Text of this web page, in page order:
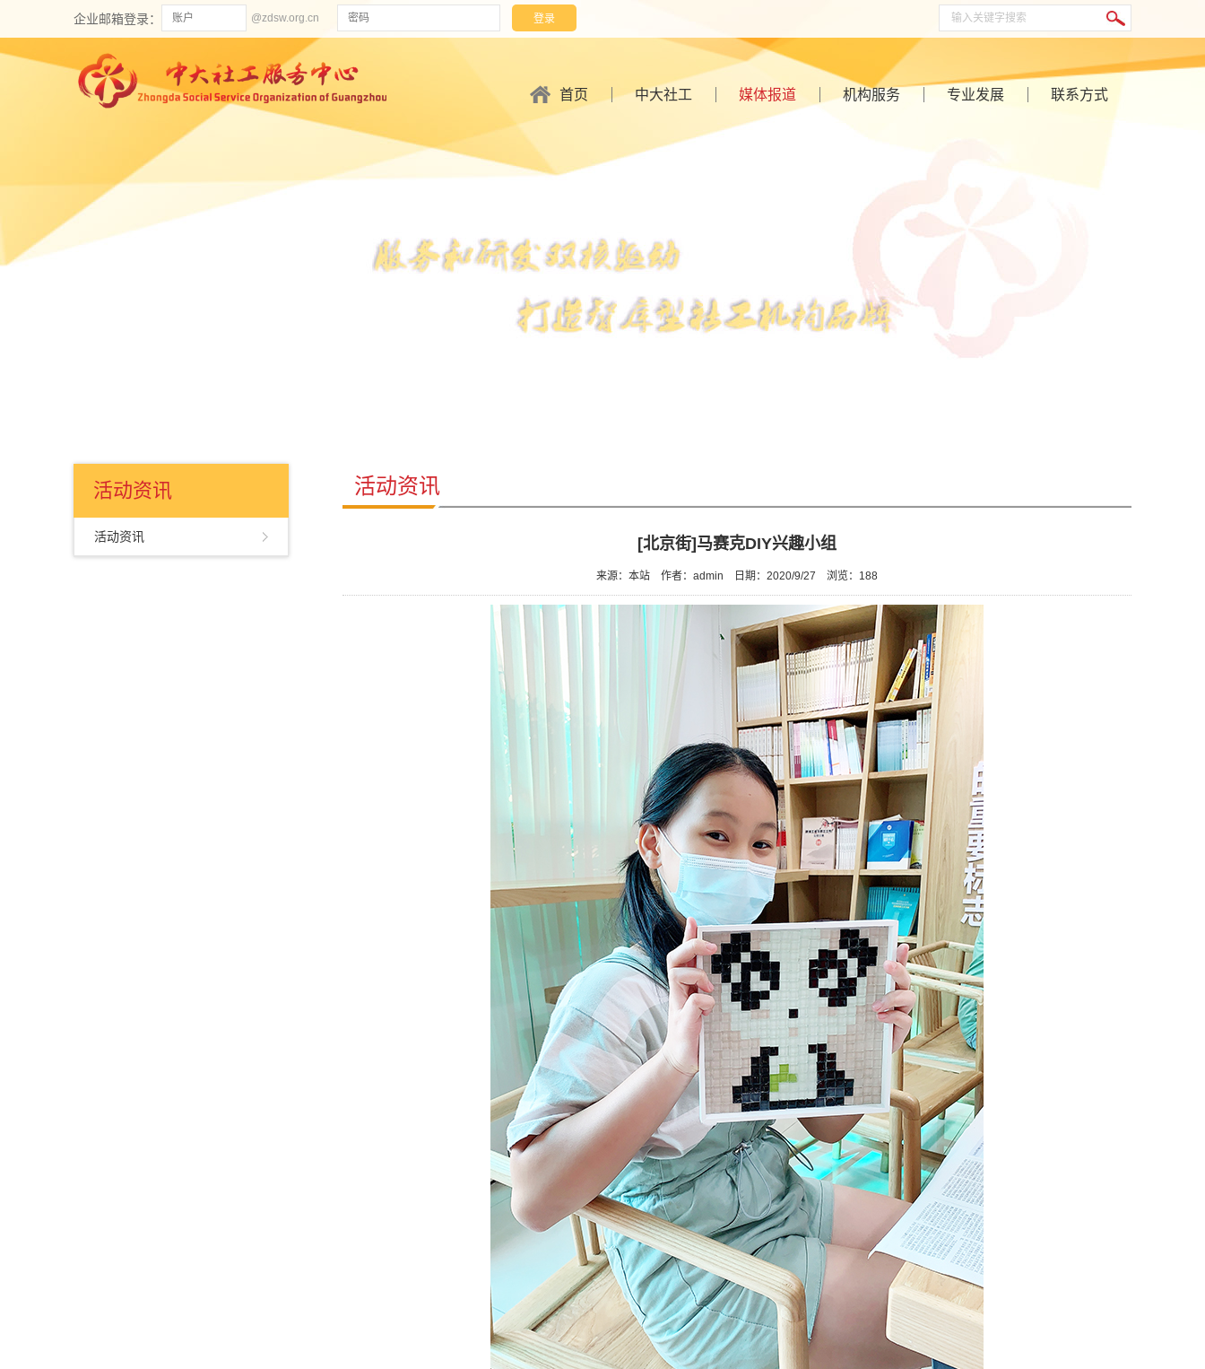
企业邮箱登录： @zdsw.org.cn
首页 中大社工 媒体报道 机构服务 专业发展 联系方式
活动资讯
活动资讯
活动资讯
[北京街]马赛克DIY兴趣小组
来源：本站 作者：admin 日期：2020/9/27 浏览： 188